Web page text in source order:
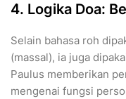
4. Logika Doa:
​Selain bahasa roh
(massal), ia juga
Paulus memberikan
mengenai fungsi